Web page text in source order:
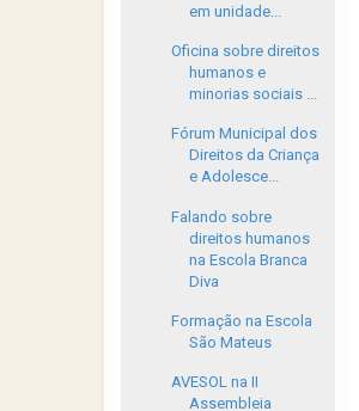
em unidade...
Oficina sobre direitos
humanos e
minorias sociais ...
Fórum Municipal dos
Direitos da Criança
e Adolesce...
Falando sobre
direitos humanos
na Escola Branca
Diva
Formação na Escola
São Mateus
AVESOL na II
Assembleia